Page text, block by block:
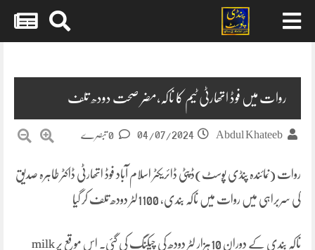
روات میں فوڈ اتھارٹی ٹیم کا ناکہ،مضر صحت دودھ تلف
Abdul Khateeb
04/07/2024
روات (نمائندہ پنڈی پوسٹ)ڈپٹی ڈائریکٹر اسلام آباد فوڈ اتھارٹی ڈاکٹر طاہرہ صدیق
کی سربراہی میں روات میں ناکہ بندی، 1100لٹر دودھ تلف کر گیا
ناکہ بندی کے دوران 10ہزار لٹر دودھ کی چیکنگ کی گئی۔ اس موقع پر milk